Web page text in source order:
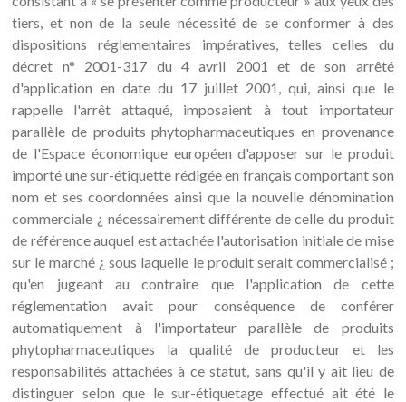
tiers, et non de la seule nécessité de se conformer à des
dispositions réglementaires impératives, telles celles du
décret n° 2001-317 du 4 avril 2001 et de son arrêté
d'application en date du 17 juillet 2001, qui, ainsi que le
rappelle l'arrêt attaqué, imposaient à tout importateur
parallèle de produits phytopharmaceutiques en provenance
de l'Espace économique européen d'apposer sur le produit
importé une sur-étiquette rédigée en français comportant son
nom et ses coordonnées ainsi que la nouvelle dénomination
commerciale ¿ nécessairement différente de celle du produit
de référence auquel est attachée l'autorisation initiale de mise
sur le marché ¿ sous laquelle le produit serait commercialisé ;
qu'en jugeant au contraire que l'application de cette
réglementation avait pour conséquence de conférer
automatiquement à l'importateur parallèle de produits
phytopharmaceutiques la qualité de producteur et les
responsabilités attachées à ce statut, sans qu'il y ait lieu de
distinguer selon que le sur-étiquetage effectué ait été le